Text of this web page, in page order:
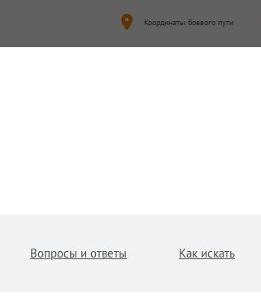
Координаты боевого пути
Вопросы и ответы Как искать